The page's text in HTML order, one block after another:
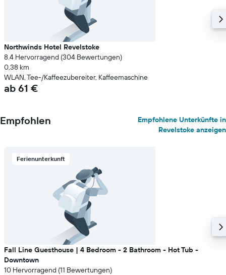
Northwinds Hotel Revelstoke
8.4 Hervorragend (304 Bewertungen)
0,38 km
WLAN, Tee-/Kaffeezubereiter, Kaffeemaschine
ab 61 €
Empfohlen
Empfohlene Unterkünfte in
Revelstoke anzeigen
Ferienunterkunft
Fall Line Guesthouse | 4 Bedroom - 2 Bathroom - Hot Tub -
Downtown
10 Hervorragend (11 Bewertungen)